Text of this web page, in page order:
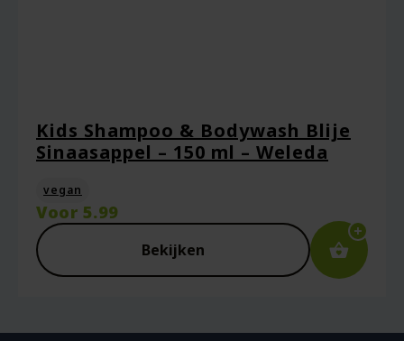
Kids Shampoo & Bodywash Blije
Sinaasappel – 150 ml – Weleda
vegan
Voor 5.99
Bekijken